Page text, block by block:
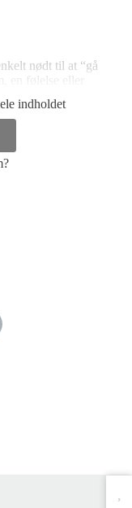
nødt til at “gå
en følelse eller
ordentligt efter i
til rationelt at
indholdet